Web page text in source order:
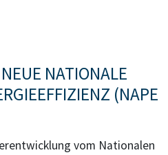
NATIONALE
(NAPE
vom Nationalen